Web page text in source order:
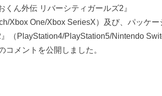
ん外伝 リバーシティガールズ2』
Xbox One/Xbox SeriesX）及び、パッケ
（PlayStation4/PlayStation5/Nintendo
コメントを公開しました。